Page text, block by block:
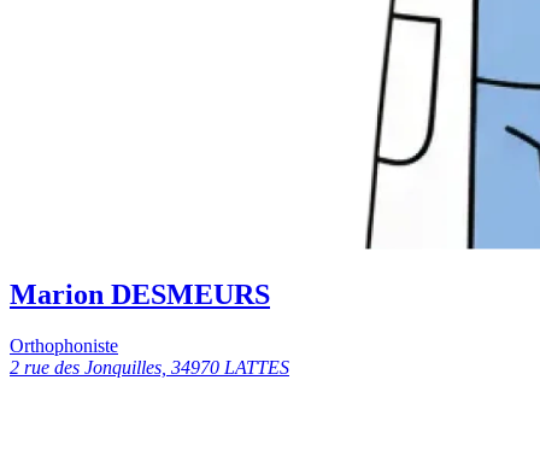
Marion DESMEURS
Orthophoniste
2 rue des Jonquilles, 34970 LATTES